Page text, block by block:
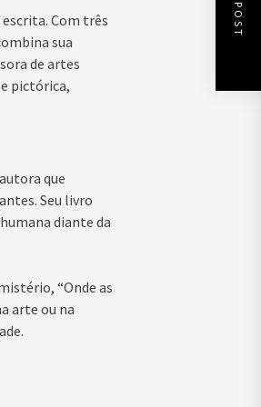
escrita. Com três
sua
de artes
pictórica,
que
Seu livro
diante da
“Onde as
arte ou na